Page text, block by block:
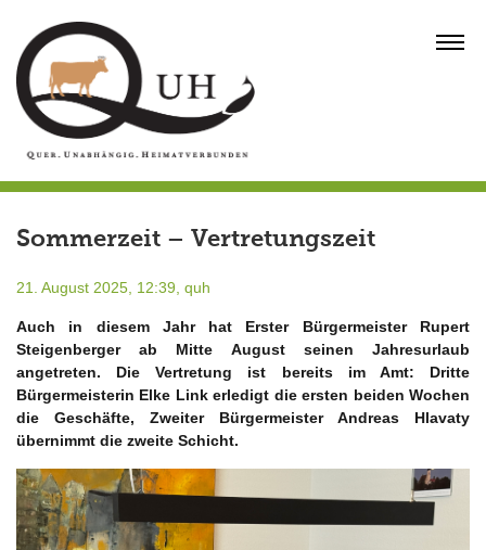
content
Sommerzeit – Vertretungszeit
21. August 2025, 12:39, quh
Auch in diesem Jahr hat Erster Bürgermeister Rupert
Steigenberger ab Mitte August seinen Jahresurlaub
angetreten. Die Vertretung ist bereits im Amt: Dritte
Bürgermeisterin Elke Link erledigt die ersten beiden Wochen
die Geschäfte, Zweiter Bürgermeister Andreas Hlavaty
übernimmt die zweite Schicht.